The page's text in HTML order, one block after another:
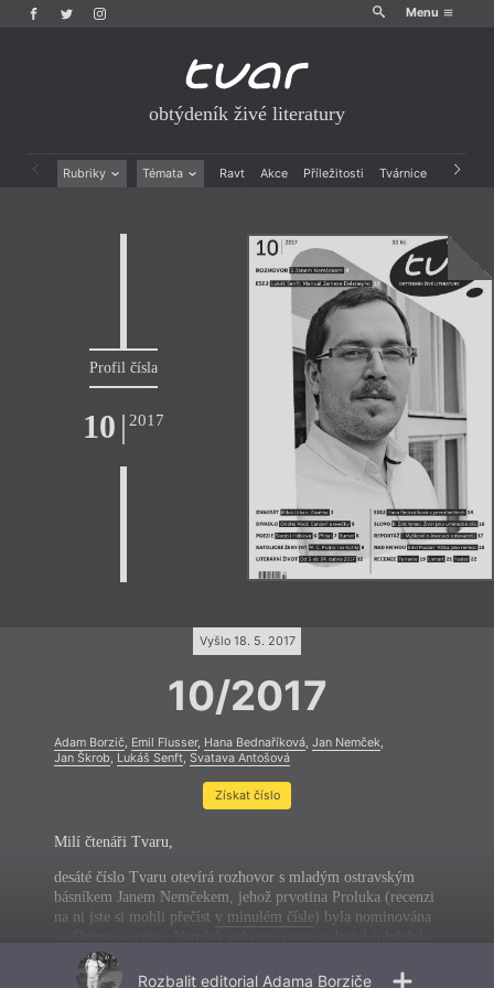
Menu
obtýdeník živé literatury
Rubriky Témata Ravt Akce Příležitosti Tvárnice Archiv
Výroční ceny
Profil čísla
10 | 2017
Vyšlo 18. 5. 2017
10/2017
Adam Borzič, Emil Flusser, Hana Bednaříková, Jan Nemček,
Jan Škrob, Lukáš Senft, Svatava Antošová
Získat číslo
Milí čtenáři Tvaru,
desáté číslo Tvaru otevírá rozhovor s mladým ostravským
básníkem Janem Nemčekem, jehož prvotina Proluka (recenzi
na ni jste si mohli přečíst v minulém čísle) byla nominována
ji Zuzana Kultánová za svůj román
srdečně jí gratulujeme), nicméně už nyní patří mezi
Rozbalit editorial Adama Borziče